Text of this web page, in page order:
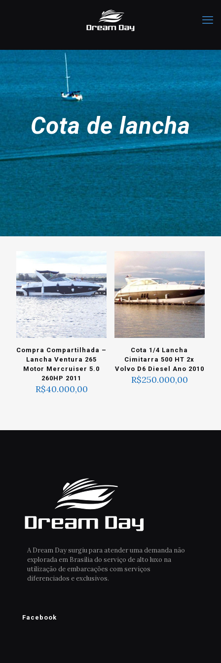
Cota de lancha
Compra Compartilhada –
Lancha Ventura 265
Motor Mercruiser 5.0
260HP 2011
R$40.000,00
Cota 1/4 Lancha
Cimitarra 500 HT 2x
Volvo D6 Diesel Ano 2010
R$250.000,00
A Dream Day surgiu para atender uma demanda não
explorada em Brasília do serviço de alto luxo na
utilização de embarcações com serviços
diferenciados e exclusivos.
Facebook